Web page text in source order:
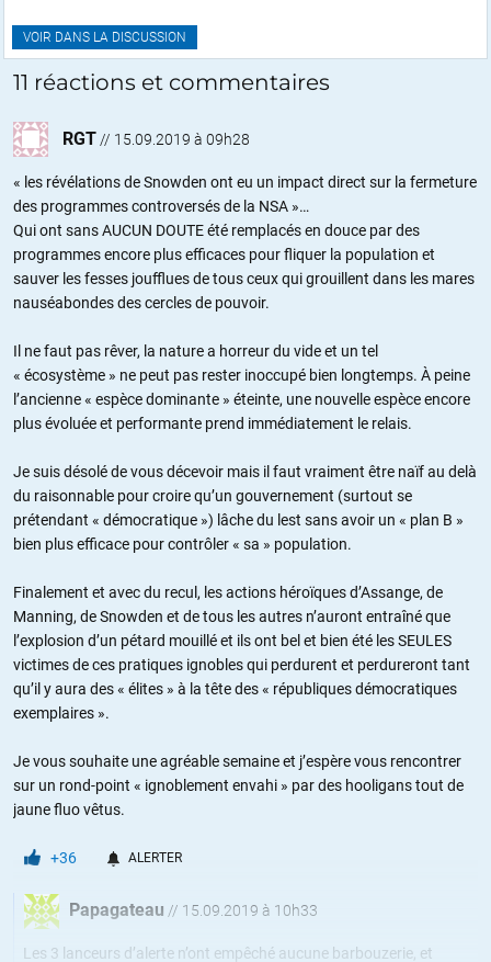
VOIR DANS LA DISCUSSION
11 réactions et commentaires
RGT // 15.09.2019 à 09h28
« les révélations de Snowden ont eu un impact direct sur la fermeture
des programmes controversés de la NSA »…
Qui ont sans AUCUN DOUTE été remplacés en douce par des
programmes encore plus efficaces pour fliquer la population et
sauver les fesses joufflues de tous ceux qui grouillent dans les mares
nauséabondes des cercles de pouvoir.
Il ne faut pas rêver, la nature a horreur du vide et un tel
« écosystème » ne peut pas rester inoccupé bien longtemps. À peine
l’ancienne « espèce dominante » éteinte, une nouvelle espèce encore
plus évoluée et performante prend immédiatement le relais.
Je suis désolé de vous décevoir mais il faut vraiment être naïf au delà
du raisonnable pour croire qu’un gouvernement (surtout se
prétendant « démocratique ») lâche du lest sans avoir un « plan B »
bien plus efficace pour contrôler « sa » population.
Finalement et avec du recul, les actions héroïques d’Assange, de
Manning, de Snowden et de tous les autres n’auront entraîné que
l’explosion d’un pétard mouillé et ils ont bel et bien été les SEULES
victimes de ces pratiques ignobles qui perdurent et perdureront tant
qu’il y aura des « élites » à la tête des « républiques démocratiques
exemplaires ».
Je vous souhaite une agréable semaine et j’espère vous rencontrer
sur un rond-point « ignoblement envahi » par des hooligans tout de
jaune fluo vêtus.
+36 ALERTER
Papagateau // 15.09.2019 à 10h33
Les 3 lanceurs d’alerte n’ont empêché aucune barbouzerie, et